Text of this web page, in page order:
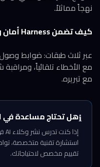
نهجاً مماثلاً.
كيف تضمن Harness أمان وكلاء AI في الإنتاج؟
عبر ثلاث طبقات: ضوابط
مع الأخطاء تلقائياً،
مع تبريره.
ℹ️هل تحتاج مساعدة في
تقييم مخصص لاحتياجاتك.